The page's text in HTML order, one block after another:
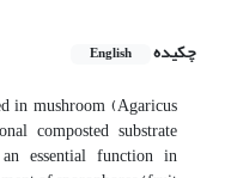
چکیده
English
in mushroom (Agaricus
composted substrate
essential function in